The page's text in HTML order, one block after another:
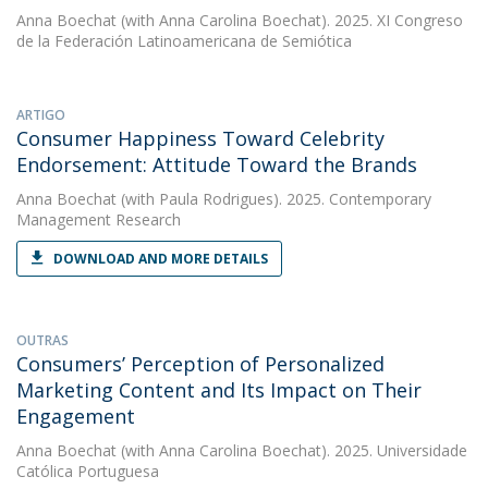
Anna Boechat (with Anna Carolina Boechat). 2025. XI Congreso
de la Federación Latinoamericana de Semiótica
ARTIGO
Consumer Happiness Toward Celebrity
Endorsement: Attitude Toward the Brands
Anna Boechat (with Paula Rodrigues). 2025. Contemporary
Management Research
DOWNLOAD AND MORE DETAILS
OUTRAS
Consumers’ Perception of Personalized
Marketing Content and Its Impact on Their
Engagement
Anna Boechat (with Anna Carolina Boechat). 2025. Universidade
Católica Portuguesa